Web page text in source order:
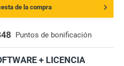
Puntos de bonificación
+ LICENCIA
de la compra